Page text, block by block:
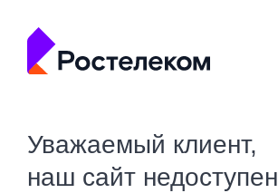
Уважаемый клиент,
наш сайт недоступен